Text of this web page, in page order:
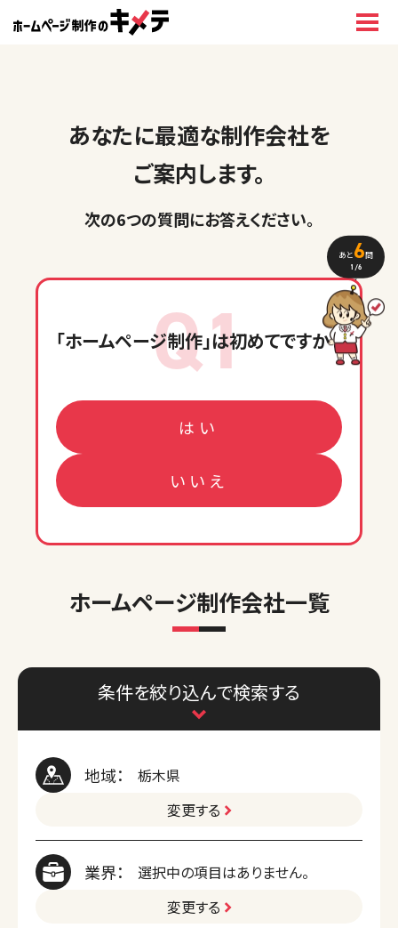
あなたに最適な制作会社を
ご案内します。
次の6つの質問にお答えください。
あと6問
1 /6
Q1
「ホームページ制作」は初めてですか？
はい
いいえ
ホームページ制作会社一覧
条件を絞り込んで検索する
地域：
栃木県
変更する
業界：
選択中の項目はありません。
変更する